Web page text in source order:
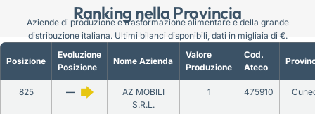
Ranking nella Provincia
Posizione
Evoluzione
Posizione
Nome Azienda
Valore
Produzione
Cod.
Ateco
825 —
AZ MOBILI
S.R.L.
1 475910
Aziende di produzione e trasformazione alimentare e della grande
distribuzione italiana. Ultimi bilanci disponibili, dati in migliaia di €.